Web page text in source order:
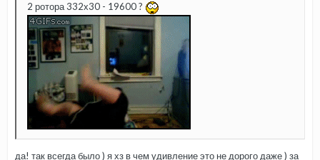
2 ротора 332х30 - 19600 ?
да! так всегда было ) я хз в чем удивление это не дорого даже ) за